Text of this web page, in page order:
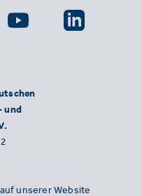
und
unserer Website